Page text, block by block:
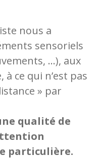
nous a
sensoriels
…), aux
ce qui n’est pas
» par
qualité de
particulière.